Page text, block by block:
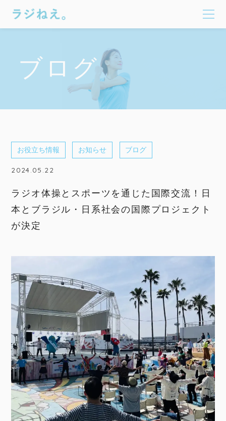
ブログ
お役立ち情報 お知らせ ブログ
2024.05.22
ラジオ体操とスポーツを通じた国際交流！日
本とブラジル・日系社会の国際プロジェクト
が決定